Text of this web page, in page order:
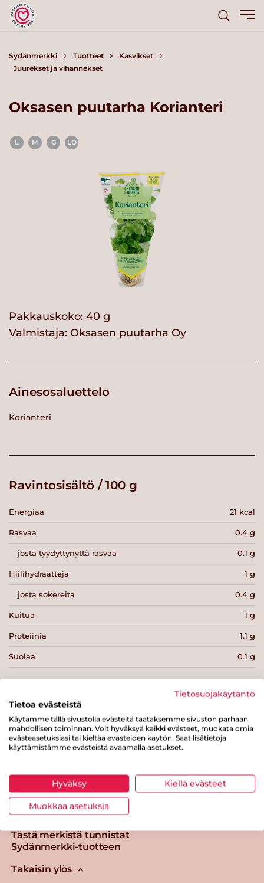
Sydänmerkki Tuotteet
Kasvikset
Juurekset ja vihannekset
Oksasen puutarha Korianteri
L M G LO
Pakkauskoko: 40 g
Valmistaja: Oksasen puutarha Oy
Ainesosaluettelo
Korianteri
Ravintosisältö / 100 g
Energiaa 21 kcal
Rasvaa 0.4 g
josta tyydyttynyttä rasvaa 0.1 g
Hiilihydraatteja 1 g
josta sokereita 0.4 g
Kuitua 1 g
Proteiinia 1.1 g
Suolaa 0.1 g
Tulosta sivu Jaa tuote
Tästä merkistä tunnistat
Sydänmerkki-tuotteen
Takaisin ylös
Tietosuojakäytäntö
Tietoa evästeistä
Käytämme tällä sivustolla evästeitä taataksemme sivuston parhaan
mahdollisen toiminnan. Voit hyväksyä kaikki evästeet, muokata omia
evästeasetuksiasi tai kieltää evästeiden käytön. Saat lisätietoja
käyttämistämme evästeistä avaamalla asetukset.
Hyväksy Kiellä evästeet
Muokkaa asetuksia